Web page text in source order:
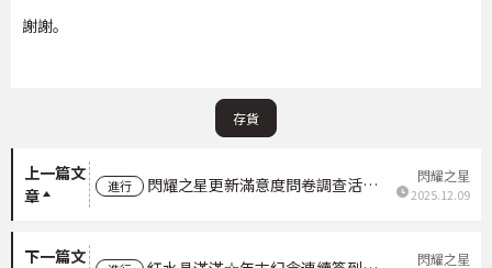
謝謝。
存貨
上一篇文
章
進行
閃耀之星
2025.12.09
下一篇文 閃耀之星